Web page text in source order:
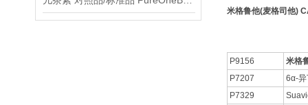
米格鲁他(麦格司他)
P9156
米格
P7207
6α-
P7329